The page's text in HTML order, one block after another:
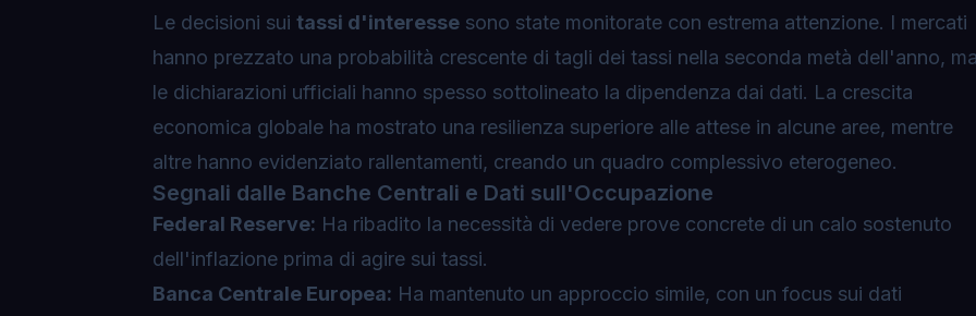
Le decisioni sui tassi d'interesse sono state monitorate con estrema attenzione. I mercati
hanno prezzato una probabilità crescente di tagli dei tassi nella seconda metà dell'anno,
le dichiarazioni ufficiali hanno spesso sottolineato la dipendenza dai dati. La crescita
economica globale ha mostrato una resilienza superiore alle attese in alcune aree, mentre
altre hanno evidenziato rallentamenti, creando un quadro complessivo eterogeneo.
Segnali dalle Banche Centrali e Dati sull'Occupazione
Federal Reserve: Ha ribadito la necessità di vedere prove concrete di un calo sostenuto
dell'inflazione prima di agire sui tassi.
Banca Centrale Europea: Ha mantenuto un approccio simile, con un focus sui dati